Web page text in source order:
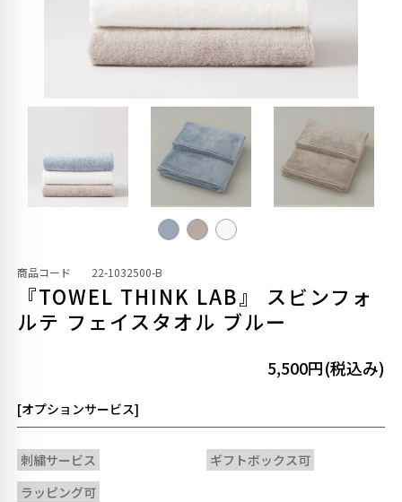
商品コード 22-1032500-B
『TOWEL THINK LAB』 スビンフォ
ルテ フェイスタオル ブルー
5,500円(税込み)
[オプションサービス]
刺繍サービス
ギフトボックス可
ラッピング可